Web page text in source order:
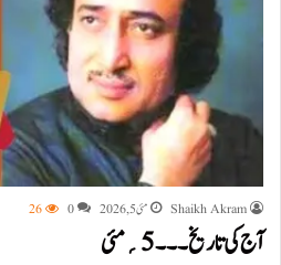
Shaikh Akram مئی 5, 2026 0
26
آج کی تاریخ۔۔۔5؍مئی